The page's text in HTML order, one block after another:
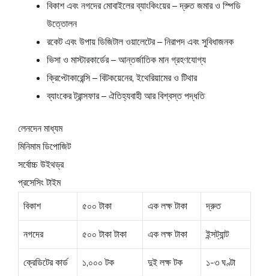
বিকাশ এবং নগদের মোবাইলের ব্যাংকিংয়ের – দ্রুত জমার ও স্পিডি
উত্তোলন
রকেট এবং উপায় ডিজিটাল ওয়ালেটের – নিরাপদ এবং সুবিধাজনক
ভিসা ও মাস্টারকার্ডের – আন্তর্জাতিক মান গ্রহণযোগ্য
ক্রিপ্টোকারেন্সি – বিটকয়েনের, ইথেরিয়ামের ও টিথার
ব্যাংকের ট্রান্সফার – ঐতিহ্যবাহী আর বিশ্বস্ত পদ্ধতি
লেনদেন মাধ্যম
মিনিমাম ডিপোজিট
সর্বোচ্চ উইথড্র
প্রসেসিং টাইম
বিকাশ
৫০০ টাকা এক লক্ষ টাকা দ্রুত
নগদের ৫০০ টাকা টাকা এক লক্ষ টাকা ইন্সট্যান্ট
ক্রেডিটের কার্ড ১,০০০ টক দুই লক্ষ টক ১-৩ ঘণ্টা